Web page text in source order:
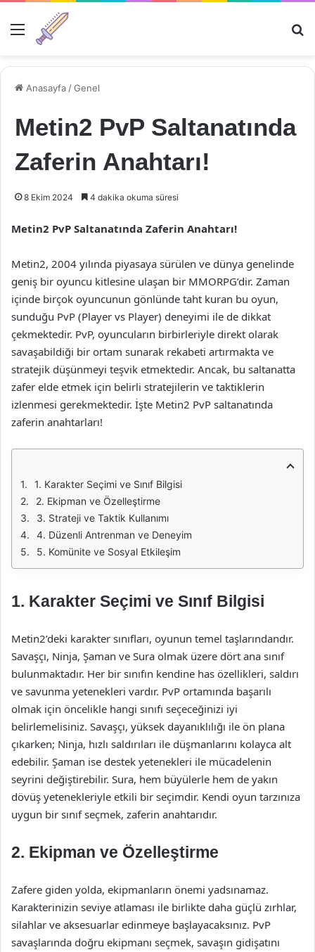
Menü
Anasayfa /Genel
Metin2 PvP Saltanatında
Zaferin Anahtarı!
8 Ekim 2024 4 dakika okuma süresi
Metin2 PvP Saltanatında Zaferin Anahtarı!
Metin2, 2004 yılında piyasaya sürülen ve dünya genelinde
geniş bir oyuncu kitlesine ulaşan bir MMORPG’dir. Zaman
içinde birçok oyuncunun gönlünde taht kuran bu oyun,
sunduğu PvP (Player vs Player) deneyimi ile de dikkat
çekmektedir. PvP, oyuncuların birbirleriyle direkt olarak
savaşabildiği bir ortam sunarak rekabeti artırmakta ve
stratejik düşünmeyi teşvik etmektedir. Ancak, bu saltanatta
zafer elde etmek için belirli stratejilerin ve taktiklerin
izlenmesi gerekmektedir. İşte Metin2 PvP saltanatında
zaferin anahtarları!
1. Karakter Seçimi ve Sınıf Bilgisi
2. Ekipman ve Özelleştirme
3. Strateji ve Taktik Kullanımı
4. Düzenli Antrenman ve Deneyim
5. Komünite ve Sosyal Etkileşim
1. Karakter Seçimi ve Sınıf Bilgisi
Metin2’deki karakter sınıfları, oyunun temel taşlarındandır.
Savaşçı, Ninja, Şaman ve Sura olmak üzere dört ana sınıf
bulunmaktadır. Her bir sınıfın kendine has özellikleri, saldırı
ve savunma yetenekleri vardır. PvP ortamında başarılı
olmak için öncelikle hangi sınıfı seçeceğinizi iyi
belirlemelisiniz. Savaşçı, yüksek dayanıklılığı ile ön plana
çıkarken; Ninja, hızlı saldırıları ile düşmanlarını kolayca alt
edebilir. Şaman ise destek yetenekleri ile mücadelenin
seyrini değiştirebilir. Sura, hem büyülerle hem de yakın
dövüş yetenekleriyle etkili bir seçimdir. Kendi oyun tarzınıza
uygun bir sınıf seçmek, zaferin anahtarıdır.
2. Ekipman ve Özelleştirme
Zafere giden yolda, ekipmanların önemi yadsınamaz.
Karakterinizin seviye atlaması ile birlikte daha güçlü zırhlar,
silahlar ve aksesuarlar edinmeye başlayacaksınız. PvP
savaşlarında doğru ekipmanı seçmek, savaşın gidişatını